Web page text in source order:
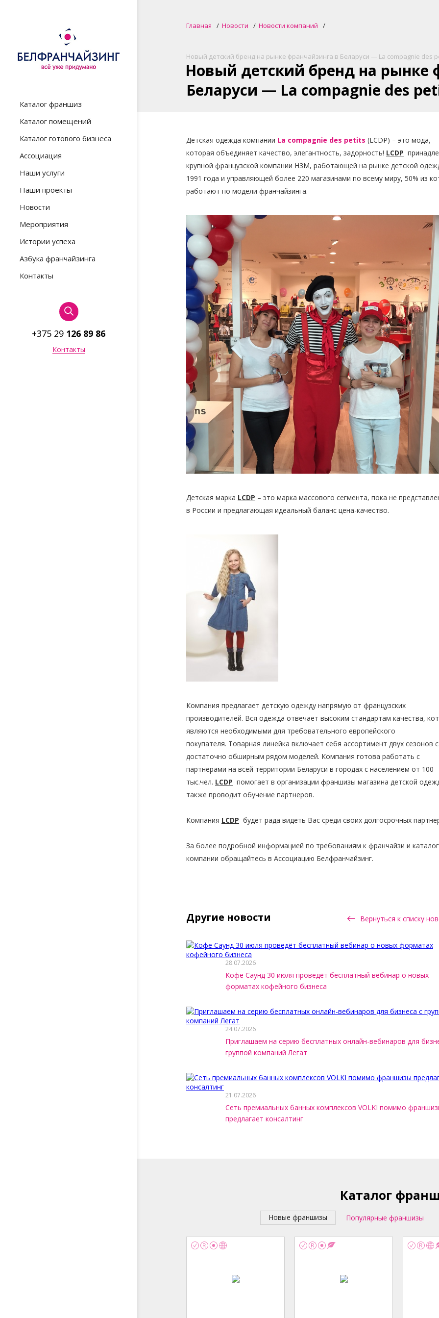
Каталог франшиз
Каталог помещений
Каталог готового бизнеса
Ассоциация
Наши услуги
Наши проекты
Новости
Мероприятия
Истории успеха
Азбука франчайзинга
Контакты
+375 29 126 89 86
Контакты
Главная Новости Новости компаний
Новый детский бренд на рынке франчайзинга в Беларуси — La compagnie des
Новый детский бренд на рынке
Беларуси — La compagnie des
Детская одежда компании La compagnie des petits (LCDP) – это мода,
которая объединяет качество, элегантность, задорность! LCDP
крупной французской компании H3M, работающей на рынке детской
1991 года и управляющей более 220 магазинами по всему миру, 50% из
работают по модели франчайзинга.
Детская марка LCDP – это марка массового сегмента, пока не
в России и предлагающая идеальный баланс цена-качество.
Компания предлагает детскую одежду напрямую от французских
производителей. Вся одежда отвечает высоким стандартам качества,
являются необходимыми для требовательного европейского
покупателя. Товарная линейка включает себя ассортимент двух сезонов с
достаточно обширным рядом моделей. Компания готова работать с
партнерами на всей территории Беларуси в городах с населением от 100
тыс.чел. LCDP помогает в организации франшизы магазина детской
также проводит обучение партнеров.
Компания LCDP будет рада видеть Вас среди своих долгосрочных
За более подробной информацией по требованиям к франчайзи и
компании обращайтесь в Ассоциацию Белфранчайзинг.
Другие новости Вернуться к списку
28.07.2026
Кофе Саунд 30 июля проведёт бесплатный вебинар о новых
форматах кофейного бизнеса
24.07.2026
Приглашаем на серию бесплатных онлайн-вебинаров для
группой компаний Легат
21.07.2026
Сеть премиальных банных комплексов VOLKI помимо
предлагает консалтинг
Каталог
Новые франшизы Популярные франшизы